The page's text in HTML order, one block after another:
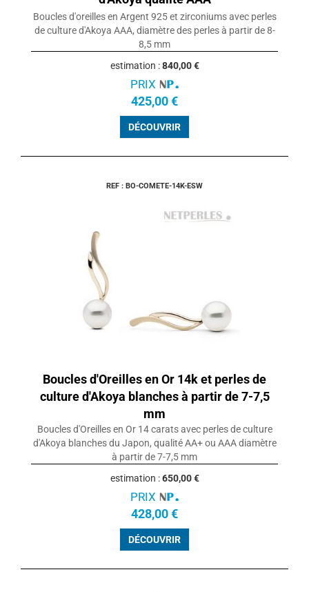
Boucles d'oreilles en Argent 925 et zirconiums avec perles
de culture d'Akoya AAA, diamètre des perles à partir de 8-
8,5 mm
estimation :840,00 €
PRIX
425,00 €
DÉCOUVRIR
REF : BO-COMETE-14K-ESW
Boucles d'Oreilles en Or 14k et perles de
culture d'Akoya blanches à partir de 7-7,5
mm
Boucles d'Oreilles en Or 14 carats avec perles de culture
d'Akoya blanches du Japon, qualité AA+ ou AAA diamètre
à partir de 7-7,5 mm
estimation :650,00 €
PRIX
428,00 €
DÉCOUVRIR